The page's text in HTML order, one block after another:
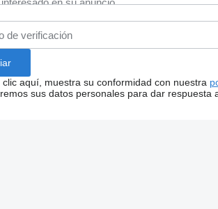
clic aquí, muestra su conformidad con nuestra
sus datos personales para dar respuesta